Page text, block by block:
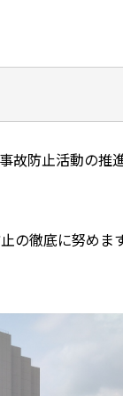
防止活動の
の徹底に努めま